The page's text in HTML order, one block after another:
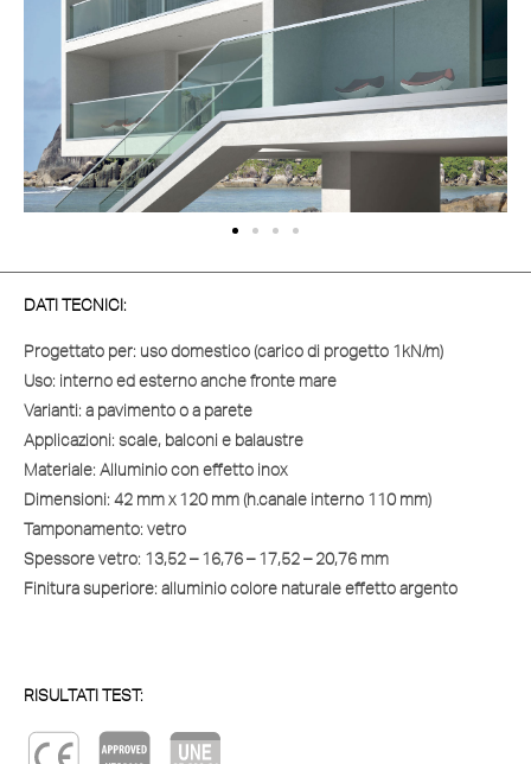
DATI TECNICI:
Progettato per: uso domestico (carico di progetto 1kN/m)
Uso: interno ed esterno anche fronte mare
Varianti: a pavimento o a parete
Applicazioni: scale, balconi e balaustre
Materiale: Alluminio con effetto inox
Dimensioni: 42 mm x 120 mm (h.canale interno 110 mm)
Tamponamento: vetro
Spessore vetro: 13,52 – 16,76 – 17,52 – 20,76 mm
Finitura superiore: alluminio colore naturale effetto argento
RISULTATI TEST: